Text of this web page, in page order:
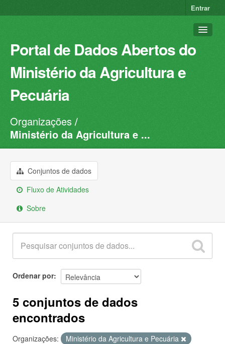
Entrar
Portal de Dados Abertos do
Ministério da Agricultura e
Pecuária
Conjuntos de dados
Organizações
Sobre
Organizações
Ministério da Agricultura e ...
Conjuntos de dados
Fluxo de Atividades
Sobre
Ordenar por
5 conjuntos de dados
encontrados
Organizações:
Ministério da Agricultura e Pecuária